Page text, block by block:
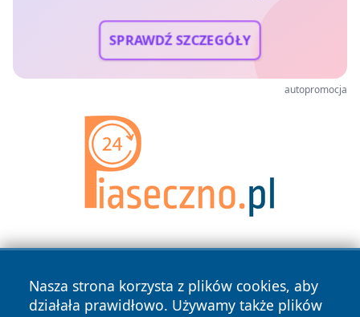
SPRAWDŹ SZCZEGÓŁY
autopromocja
Nasza strona korzysta z plików cookies, aby
działała prawidłowo. Używamy także plików